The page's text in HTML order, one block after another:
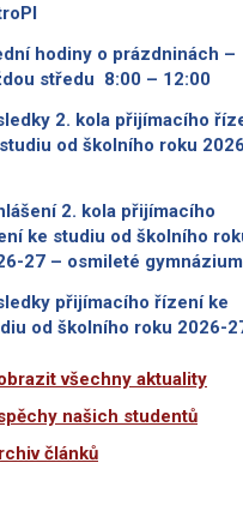
hodiny o prázdninách –
středu 8:00 – 12:00
2. kola přijímacího
od školního roku
2. kola přijímacího
ke studiu od školního
27 – osmileté gymnázium
přijímacího řízení ke
od školního roku 2026-
všechny aktuality
našich studentů
článků